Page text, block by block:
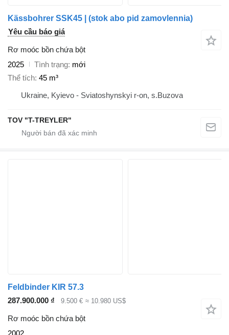
Kässbohrer SSK45 | (stok abo pid zamovlennia)
Yêu cầu báo giá
Rơ moóc bồn chứa bột
2025
Tình trạng mới
Thể tích 45 m³
Ukraine, Kyievo - Sviatoshynskyi r-on, s.Buzova
TOV "T-TREYLER"
Feldbinder KIR 57.3
287.900.000 ₫
9.500 € ≈ 10.980 US$
Rơ moóc bồn chứa bột
2002